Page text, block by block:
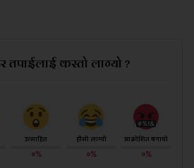
तपाईलाई कस्तो लाग्यो ?
उत्साहित
०%
हाँसो लाग्यो
०%
आक्रोशित बनायो
०%